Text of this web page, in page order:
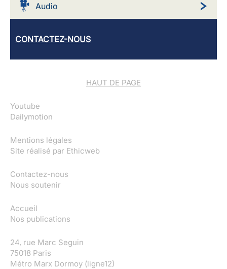
Audio
CONTACTEZ-NOUS
HAUT DE PAGE
Youtube
Dailymotion
Mentions légales
Site réalisé par Ethicweb
Contactez-nous
Nous soutenir
Accueil
Nos publications
24, rue Marc Seguin
75018 Paris
Métro Marx Dormoy (ligne12)